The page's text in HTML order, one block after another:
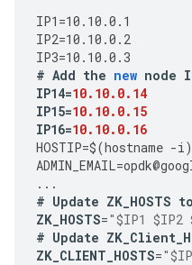
IP1 =10.10.0.1
IP2=10.10.0.2
IP3=10.10.0.3
# Add the new node
IP14=10.10.0.14
IP15=10.10.0.15
IP16=10.10.0.16
HOSTIP=$(hostname -i)
ADMIN_EMAIL=opdk@
...
# Update ZK_HOSTS to
ZK_HOSTS="$IP1 $IP2
# Update
ZK_CLIENT_HOSTS=